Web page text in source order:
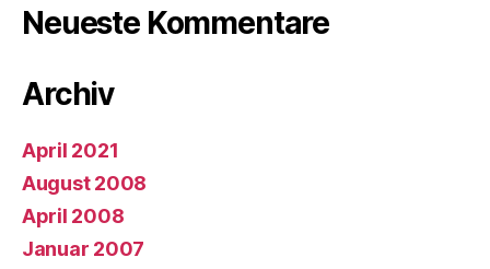
Neueste Kommentare
Archiv
April 2021
August 2008
April 2008
Januar 2007